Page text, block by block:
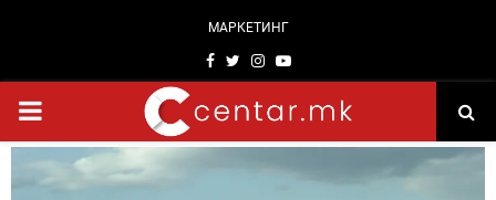
МАРКЕТИНГ
Facebook
TwitterInstagram
Youtube
PRIMARY
MENU